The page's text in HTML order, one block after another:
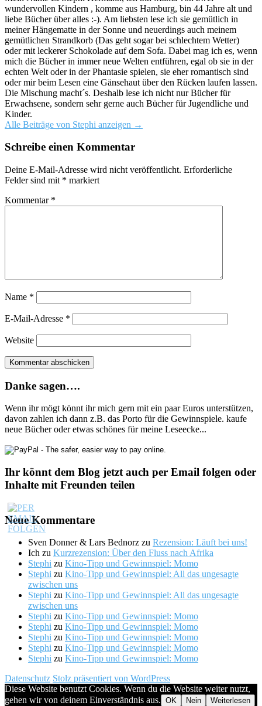
wundervollen Kindern , komme aus Hamburg, bin 44 Jahre alt und
liebe Bücher über alles :-). Am liebsten lese ich sie gemütlich in
meiner Hängematte in der Sonne und neuerdings auch meinem
gemütlichen Strandkorb (Das geht sogar bei schlechtem Wetter)
oder mit leckerer Schokolade auf dem Sofa. Dabei mag ich es, wenn
mich die Bücher in immer neue Welten entführen, egal ob sie in der
echten Welt oder in der Phantasie spielen, sie eher romantisch sind
oder mir beim Lesen eine Gänsehaut über den Rücken laufen lassen.
Die Mischung macht´s. Deshalb lese ich nicht nur Bücher für
Erwachsene, sondern sehr gerne auch Bücher für Jugendliche und
Kinder.
Alle Beiträge von Stephi anzeigen →
Schreibe einen Kommentar
Deine E-Mail-Adresse wird nicht veröffentlicht. Erforderliche
Felder sind mit * markiert
Kommentar *
Name *
E-Mail-Adresse *
Website
Danke sagen….
Wenn ihr mögt könnt ihr mich gern mit ein paar Euros unterstützen,
davon zahlen ich dann z.B. das Porto für die Gewinnspiele. kaufe
neue Bücher oder etwas schönes für meine Leseecke...
Ihr könnt dem Blog jetzt auch per Email folgen oder
Inhalte mit Freunden teilen
Neue Kommentare
Sven Donner & Lars Bednorz zu Rezension: Läuft bei uns!
Ich zu Kurzrezension: Über den Fluss nach Afrika
Stephi zu Kino-Tipp und Gewinnspiel: Momo
Stephi zu Kino-Tipp und Gewinnspiel: All das ungesagte
zwischen uns
Stephi zu Kino-Tipp und Gewinnspiel: All das ungesagte
zwischen uns
Stephi zu Kino-Tipp und Gewinnspiel: Momo
Stephi zu Kino-Tipp und Gewinnspiel: Momo
Stephi zu Kino-Tipp und Gewinnspiel: Momo
Stephi zu Kino-Tipp und Gewinnspiel: Momo
Stephi zu Kino-Tipp und Gewinnspiel: Momo
Datenschutz Stolz präsentiert von WordPress
Diese Website benutzt Cookies. Wenn du die Website weiter nutzt,
gehen wir von deinem Einverständnis aus. OK Nein Weiterlesen